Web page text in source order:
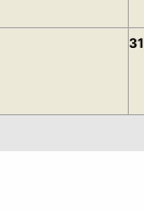
31